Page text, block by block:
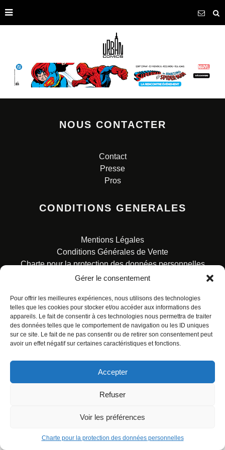
Gérer le consentement
Pour offrir les meilleures expériences, nous utilisons des technologies
telles que les cookies pour stocker et/ou accéder aux informations des
appareils. Le fait de consentir à ces technologies nous permettra de traiter
des données telles que le comportement de navigation ou les ID uniques
sur ce site. Le fait de ne pas consentir ou de retirer son consentement peut
avoir un effet négatif sur certaines caractéristiques et fonctions.
Accepter
Refuser
Voir les préférences
Charte pour la protection des données personnelles
NOUS CONTACTER
Contact
Presse
Pros
CONDITIONS GENERALES
Mentions Légales
Conditions Générales de Vente
Charte pour la protection des données personnelles
© ALL RIGHTS RESERVED. URBAN COMICS POUR LES
ÉDITIONS FRANÇAISES.